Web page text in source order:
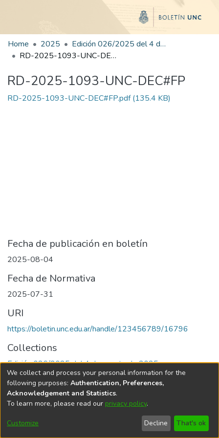
Home 2025
Edición 026/2025 del 4 de agosto de 2025
RD-2025-1093-UNC-DEC#FP
RD-2025-1093-UNC-DEC#FP
RD-2025-1093-UNC-DEC#FP.pdf(135.4 KB)
Fecha de publicación en boletín
2025-08-04
Fecha de Normativa
2025-07-31
URI
https://boletin.unc.edu.ar/handle/123456789/16796
Collections
Edición 026/2025 del 4 de agosto de 2025
Universidad Nacional de Córdoba
We collect and process your personal information for the
following purposes: Authentication, Preferences,
Acknowledgement and Statistics.
To learn more, please read our privacy policy.
Customize Decline That's ok